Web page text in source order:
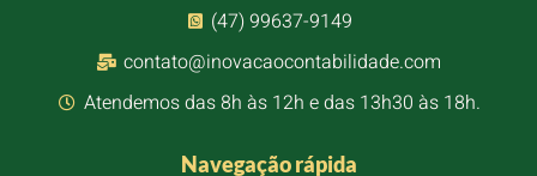
(47) 99637-9149
contato@inovacaocontabilidade.com
Atendemos das 8h às 12h e das 13h30 às 18h.
Navegação rápida